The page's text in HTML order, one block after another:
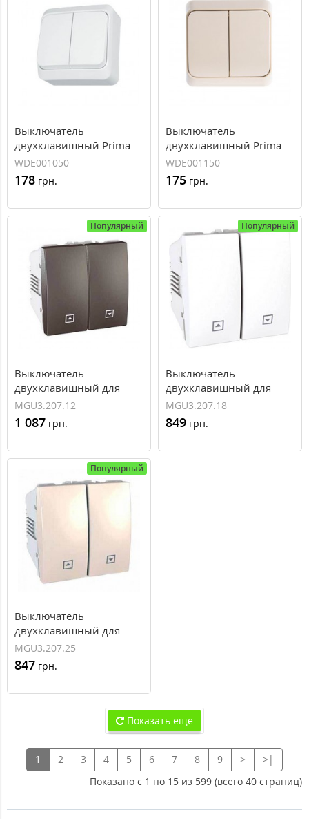
Выключатель
двухклавишный Prima
белый WDE001050
WDE001050
178 грн.
Выключатель
двухклавишный Prima
кремовый WDE001150
WDE001150
175 грн.
Популярный
Выключатель
двухклавишный для
жалюзи нажимной 10А
серия Unica MGU3.207.12
MGU3.207.12
1 087 грн.
Популярный
Выключатель
двухклавишный для
жалюзи нажимной 10А
серия Unica MGU3.207.18
MGU3.207.18
849 грн.
Популярный
Выключатель
двухклавишный для
жалюзи нажимной 10А
серия Unica MGU3.207.25
MGU3.207.25
847 грн.
Показать еще
1 2 3 4 5 6 7 8 9 >
>|
Показано с 1 по 15 из 599 (всего 40 страниц)